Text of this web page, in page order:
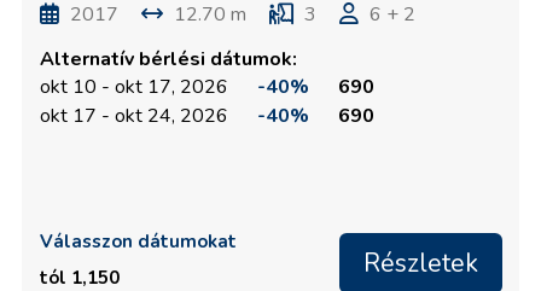
2017 12.70 m 3
6 + 2
Alternatív bérlési dátumok:
okt 10 - okt 17, 2026
-40%
690
okt 17 - okt 24, 2026
-40% 690
Válasszon dátumokat
tól 1,150
Részletek